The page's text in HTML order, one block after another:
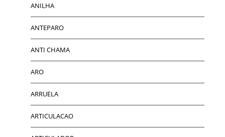
ANILHA
ANTEPARO
ANTI CHAMA
ARO
ARRUELA
ARTICULACAO